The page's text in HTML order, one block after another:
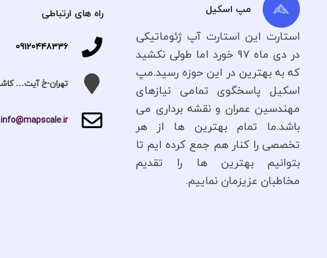
مپ اسکیل
استارت این استارت آپ ژئوماتیکی
در دی ماه ۹۷ خورد اما طولی نکشید
که به بهترین در این حوزه رسید.مپ
اسکیل پاسخگوی تمامی نیازهای
مهندسین عمران و نقشه برداری می
باشد.ما تمام بهترین ها از هر
تخصصی را کنار هم جمع کرده ایم تا
بتوانیم بهترین ها را تقدیم
مخاطبان عزیزمان نماییم.
راه های ارتباطی
09120448336
تهران-خ آیت…
info@mapscale.ir